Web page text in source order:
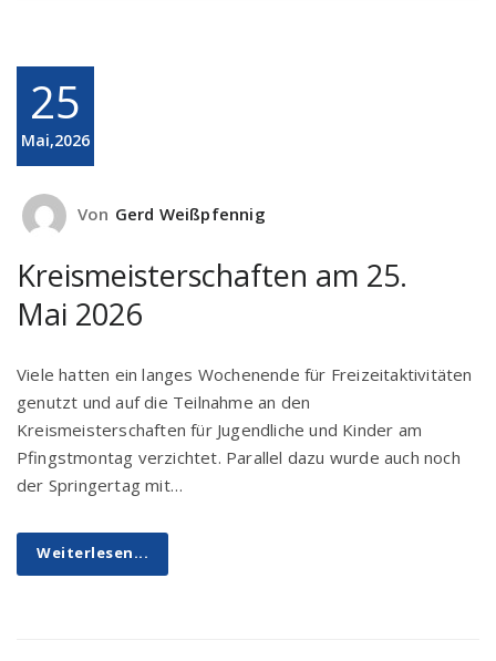
25
Mai,2026
Von Gerd Weißpfennig
Kreismeisterschaften am 25.
Mai 2026
Viele hatten ein langes Wochenende für Freizeitaktivitäten
genutzt und auf die Teilnahme an den
Kreismeisterschaften für Jugendliche und Kinder am
Pfingstmontag verzichtet. Parallel dazu wurde auch noch
der Springertag mit…
Weiterlesen...